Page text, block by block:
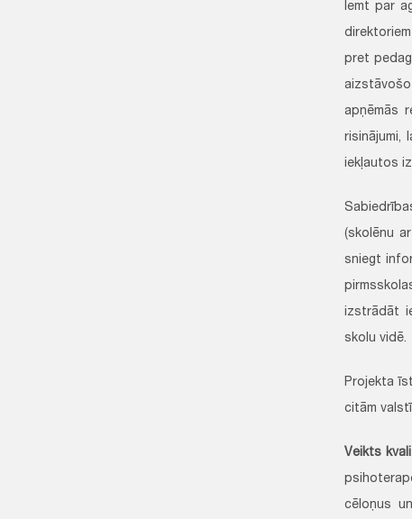
lemt par
pret
apņēmās
risinājumi,
iekļautos
(skolēnu
sniegt
izstrādāt
skolu vidē.
Projekta
citām
Veikts
cēloņus